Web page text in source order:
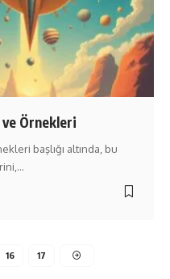
ve Örnekleri
başlığı altında, bu
16 17